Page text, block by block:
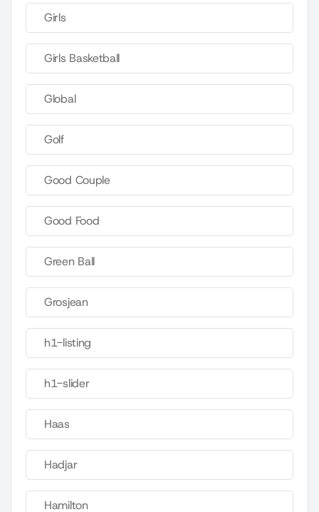
Girls
Girls Basketball
Global
Golf
Good Couple
Good Food
Green Ball
Grosjean
h1-listing
h1-slider
Haas
Hadjar
Hamilton